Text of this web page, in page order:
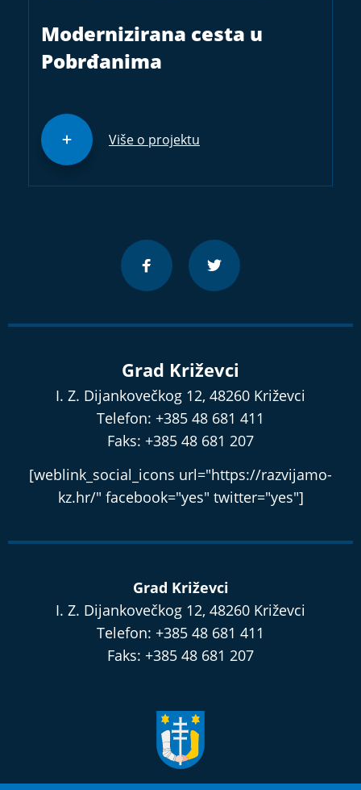
Modernizirana cesta u
Pobrđanima
Više o projektu
Grad Križevci
I. Z. Dijankovečkog 12, 48260 Križevci
Telefon: +385 48 681 411
Faks: +385 48 681 207
[weblink_social_icons url="https://razvijamo-
kz.hr/" facebook="yes" twitter="yes"]
Grad Križevci
I. Z. Dijankovečkog 12, 48260 Križevci
Telefon: +385 48 681 411
Faks: +385 48 681 207